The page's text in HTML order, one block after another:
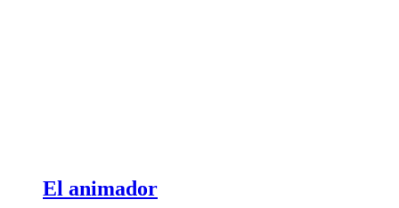
El animador